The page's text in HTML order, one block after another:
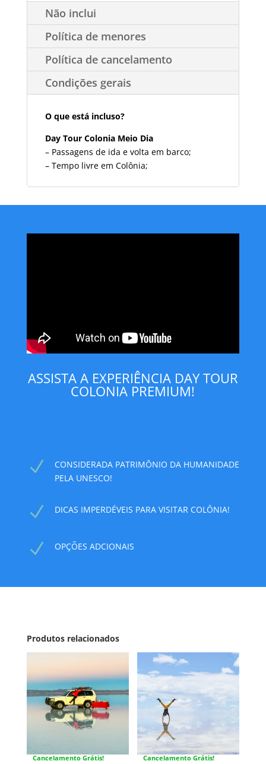
Não inclui
Política de menores
Política de cancelamento
Condições gerais
O que está incluso?
Day Tour Colonia Meio Dia
– Passagens de ida e volta em barco;
– Tempo livre em Colônia;
ASSISTA A EXPERIÊNCIA DAY TOUR
COLONIA PREMIUM!
N
CONSIDERADA PATRIMÔNIO DA HUMANIDADE
PELA UNESCO!
N DICAS IMPERDÉVEIS PARA VISITAR COLÔNIA!
N OPÇÕES ADCIONAIS
Produtos relacionados
Cancelamento Grátis! Cancelamento Grátis!